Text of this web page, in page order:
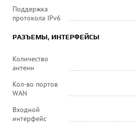
Поддержка
протокола IPv6
РАЗЪЕМЫ, ИНТЕРФЕЙСЫ
Количество
антенн
Кол-во портов
WAN
Входной
интерфейс